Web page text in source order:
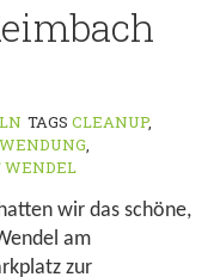
TAGS CLEANUP,
,
wir das schöne,
am
zur